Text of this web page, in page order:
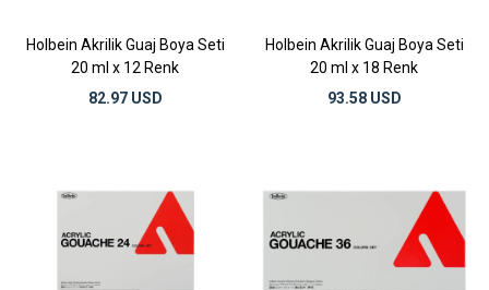
Holbein Akrilik Guaj Boya Seti
20 ml x 12 Renk
82.97 USD
Holbein Akrilik Guaj Boya Seti
20 ml x 18 Renk
93.58 USD